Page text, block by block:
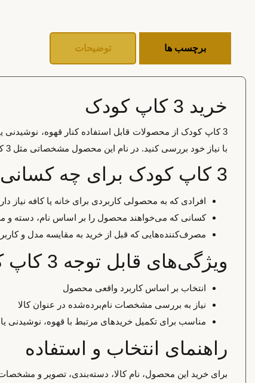
توضیحات برچسب ها
خرید 3 کاپ کودک
3 کاپ کودک از محصولات قابل استفاده کنار قهوه،
با نیاز خود بررسی کنید. در نام این محصول مشخصاتی مثل 3 کاپ دیده می‌شود و همین موارد باید هنگام انتخاب بررسی شوند.
3 کاپ کودک برای چه کسانی مناسب است؟
افرادی که به محصولی کاربردی برای خانه یا کافه نیاز
کسانی که می‌خواهند محصول را بر اساس نام، دسته و
مصرف‌کننده‌هایی که قبل از خرید به مقایسه مدل و
ویژگی‌های قابل توجه 3 کاپ کودک
انتخاب بر اساس کاربرد واقعی محصول
نیاز به بررسی مشخصات نام‌برده‌شده در عنوان کالا
مناسب برای تکمیل خریدهای مرتبط با قهوه، نوشیدنی
راهنمای انتخاب و استفاده
برای خرید این محصول، نام کالا، دسته‌بندی، تصویر و